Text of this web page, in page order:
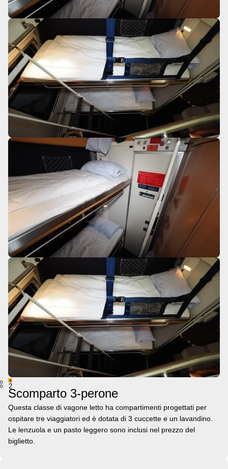
1
2
Scomparto 3-perone
Questa classe di vagone letto ha compartimenti progettati per
ospitare tre viaggiatori ed è dotata di 3 cuccette e un lavandino.
Le lenzuola e un pasto leggero sono inclusi nel prezzo del
biglietto.